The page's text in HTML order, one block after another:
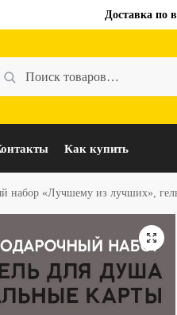
Доставка по
Как купить
набор «Лучшему из лучших»,